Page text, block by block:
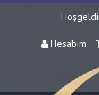
Hesabım